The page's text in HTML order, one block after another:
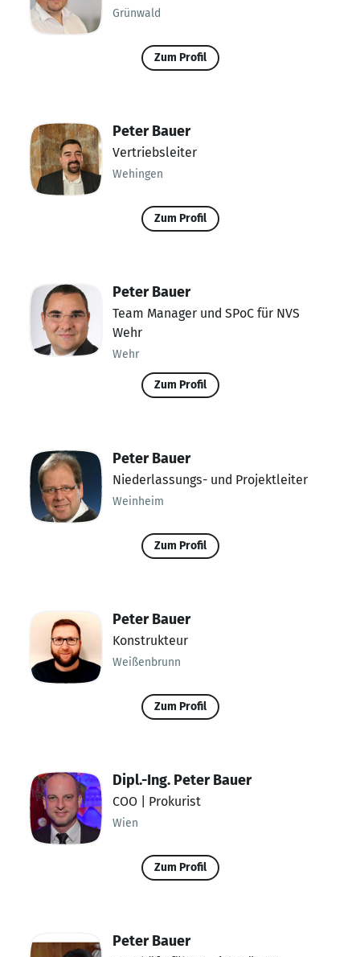
Grünwald
Zum Profil
Peter Bauer
Vertriebsleiter
Wehingen
Zum Profil
Peter Bauer
Team Manager und SPoC für NVS
Wehr
Wehr
Zum Profil
Peter Bauer
Niederlassungs- und Projektleiter
Weinheim
Zum Profil
Peter Bauer
Konstrukteur
Weißenbrunn
Zum Profil
Dipl.-Ing. Peter Bauer
COO | Prokurist
Wien
Zum Profil
Peter Bauer